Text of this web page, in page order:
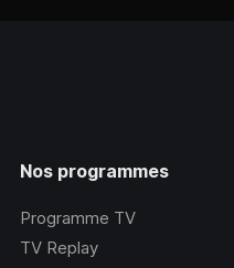
Nos programmes
Programme TV
TV Replay